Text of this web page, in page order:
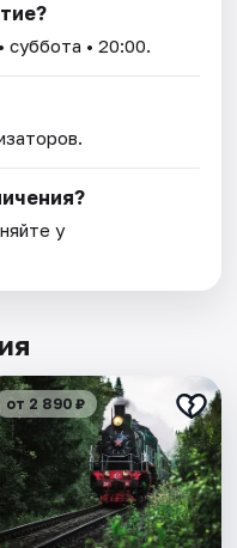
• суббота • 20:00.
у
от 2 890 ₽